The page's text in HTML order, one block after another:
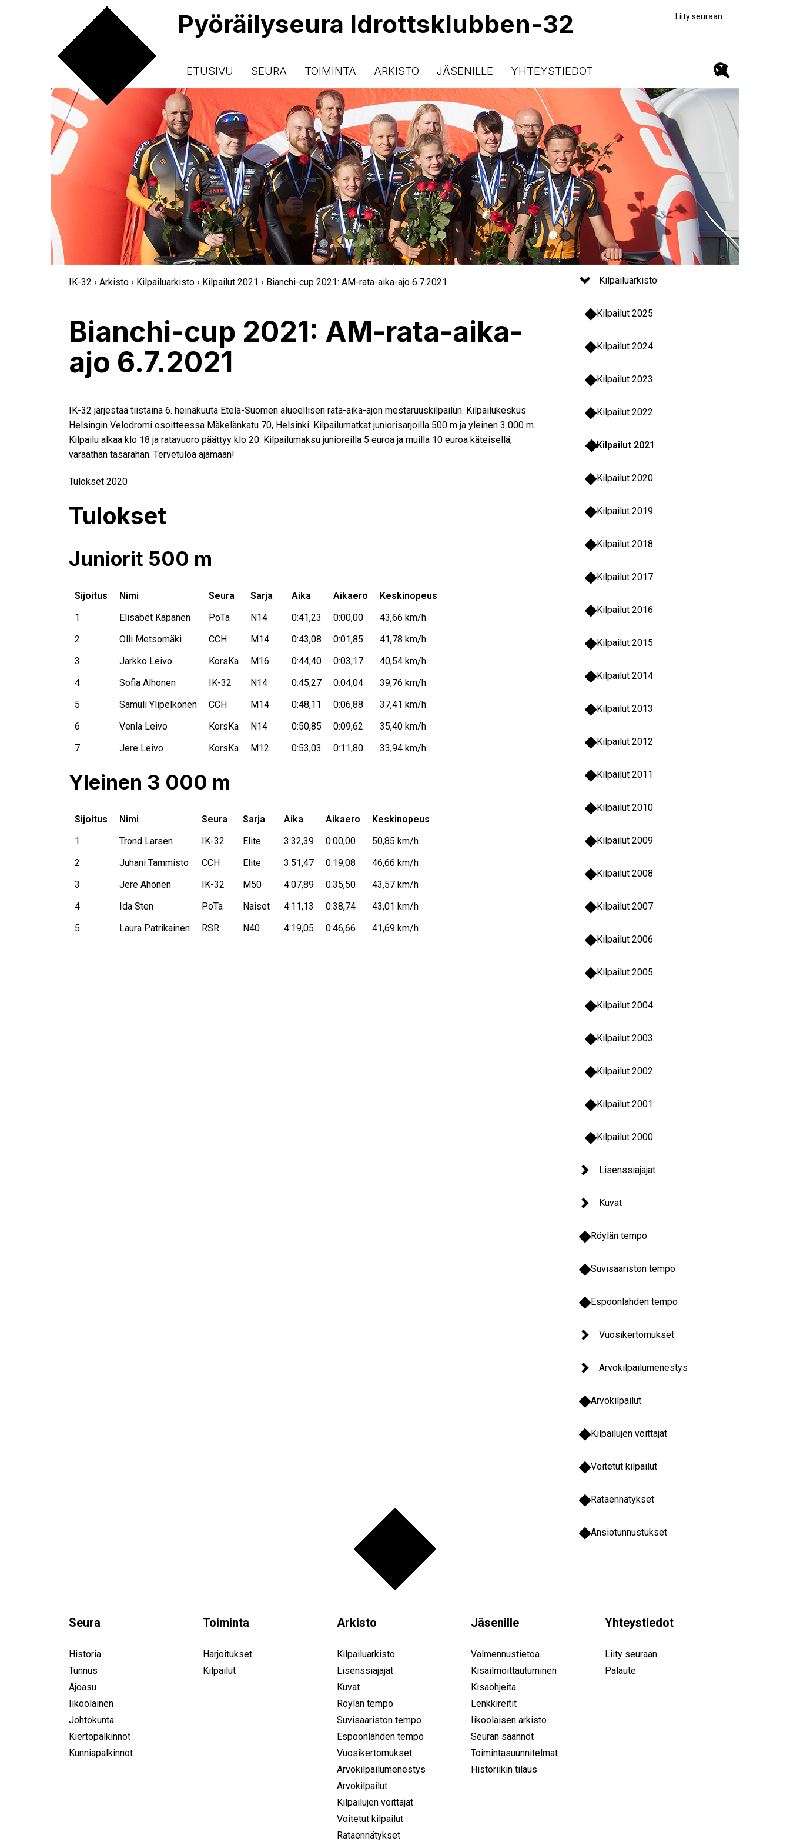
Pyöräilyseura Idrottsklubben-32
ETUSIVU SEURA TOIMINTA ARKISTO JÄSENILLE YHTEYSTIEDOT
Liity seuraan
IK-32 › Arkisto › Kilpailuarkisto › Kilpailut 2021 › Bianchi-cup 2021: AM-rata-aika-ajo 6.7.2021
Bianchi-cup 2021: AM-rata-aika-
ajo 6.7.2021
IK-32 järjestää tiistaina 6. heinäkuuta Etelä-Suomen alueellisen rata-aika-ajon mestaruuskilpailun. Kilpailukeskus
Helsingin Velodromi osoitteessa Mäkelänkatu 70, Helsinki. Kilpailumatkat juniorisarjoilla 500 m ja yleinen 3 000 m.
Kilpailu alkaa klo 18 ja ratavuoro päättyy klo 20. Kilpailumaksu junioreilla 5 euroa ja muilla 10 euroa käteisellä,
varaathan tasarahan. Tervetuloa ajamaan!
Tulokset 2020
Tulokset
Juniorit 500 m
Sijoitus Nimi Seura Sarja Aika Aikaero
Keskinopeus
1
Elisabet Kapanen PoTa N14 0:41,23 0:00,00
43,66 km/h
2
Olli Metsomäki CCH M14 0:43,08 0:01,85
41,78 km/h
3
Jarkko Leivo KorsKa M16 0:44,40 0:03,17
40,54 km/h
4
Sofia Alhonen IK-32 N14 0:45,27 0:04,04
39,76 km/h
5
Samuli Ylipelkonen CCH M14 0:48,11 0:06,88
37,41 km/h
6
Venla Leivo KorsKa N14 0:50,85 0:09,62
35,40 km/h
7
Jere Leivo KorsKa M12 0:53,03 0:11,80 33,94 km/h
Yleinen 3 000 m
Sijoitus Nimi Seura Sarja Aika Aikaero
Keskinopeus
1
Trond Larsen IK-32 Elite 3:32,39 0:00,00
50,85 km/h
2
Juhani Tammisto CCH Elite 3:51,47 0:19,08
46,66 km/h
3
Jere Ahonen IK-32 M50 4:07,89 0:35,50
43,57 km/h
4
Ida Sten PoTa Naiset 4:11,13 0:38,74
43,01 km/h
5
Laura Patrikainen RSR N40 4:19,05 0:46,66 41,69 km/h
Kilpailuarkisto
Kilpailut 2025
Kilpailut 2024
Kilpailut 2023
Kilpailut 2022
Kilpailut 2021
Kilpailut 2020
Kilpailut 2019
Kilpailut 2018
Kilpailut 2017
Kilpailut 2016
Kilpailut 2015
Kilpailut 2014
Kilpailut 2013
Kilpailut 2012
Kilpailut 2011
Kilpailut 2010
Kilpailut 2009
Kilpailut 2008
Kilpailut 2007
Kilpailut 2006
Kilpailut 2005
Kilpailut 2004
Kilpailut 2003
Kilpailut 2002
Kilpailut 2001
Kilpailut 2000
Lisenssiajajat
Kuvat
Röylän tempo
Suvisaariston tempo
Espoonlahden tempo
Vuosikertomukset
Arvokilpailumenestys
Arvokilpailut
Kilpailujen voittajat
Voitetut kilpailut
Rataennätykset
Ansiotunnustukset
Seura
Historia
Tunnus
Ajoasu
Iikoolainen
Johtokunta
Kiertopalkinnot
Kunniapalkinnot
Toiminta
Harjoitukset
Kilpailut
Arkisto
Kilpailuarkisto
Lisenssiajajat
Kuvat
Röylän tempo
Suvisaariston tempo
Espoonlahden tempo
Vuosikertomukset
Arvokilpailumenestys
Arvokilpailut
Kilpailujen voittajat
Voitetut kilpailut
Rataennätykset
Jäsenille
Valmennustietoa
Kisailmoittautuminen
Kisaohjeita
Lenkkireitit
Iikoolaisen arkisto
Seuran säännöt
Toimintasuunnitelmat
Historiikin tilaus
Yhteystiedot
Liity seuraan
Palaute